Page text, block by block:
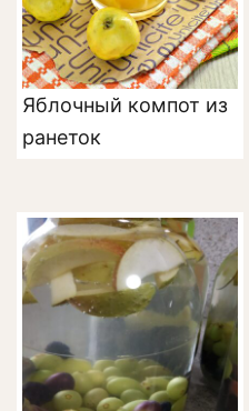
Яблочный компот из
ранеток